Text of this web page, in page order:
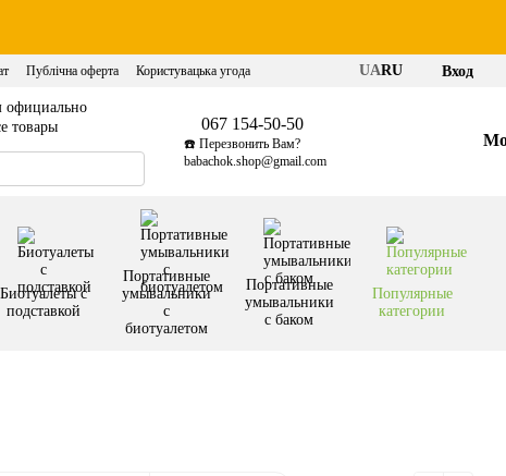
Публічна оферта
Користувацька угода
UARU Вход
официально
товары
067 154-50-50
☎️ Перезвонить Вам?
babachok.shop@gmail.com
Биотуалеты с
подставкой
Портативные
умывальники
с
биотуалетом
Портативные
умывальники
с баком
Популярные
категории